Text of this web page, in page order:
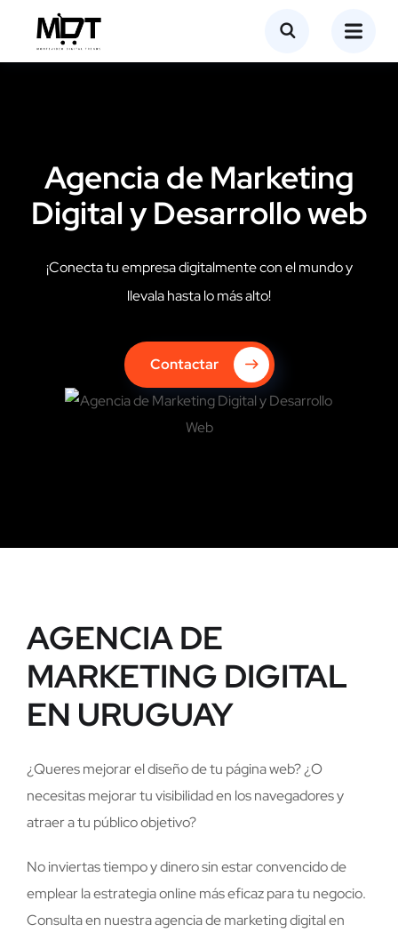
Agencia de Marketing
Digital y Desarrollo web
¡Conecta tu empresa digitalmente con el mundo y
llevala hasta lo más alto!
Contactar
AGENCIA DE
MARKETING DIGITAL
EN URUGUAY
¿Queres mejorar el diseño de tu página web? ¿O
necesitas mejorar tu visibilidad en los navegadores y
atraer a tu público objetivo?
No inviertas tiempo y dinero sin estar convencido de
emplear la estrategia online más eficaz para tu negocio.
Consulta en nuestra agencia de marketing digital en